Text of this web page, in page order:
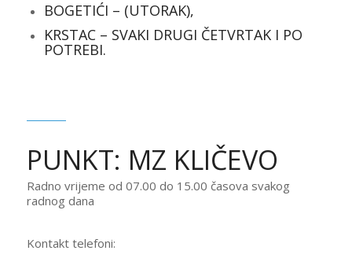
BOGETIĆI – (UTORAK),
KRSTAC – SVAKI DRUGI ČETVRTAK I PO
POTREBI.
PUNKT: MZ KLIČEVO
Radno vrijeme od 07.00 do 15.00 časova svakog
radnog dana
Kontakt telefoni: